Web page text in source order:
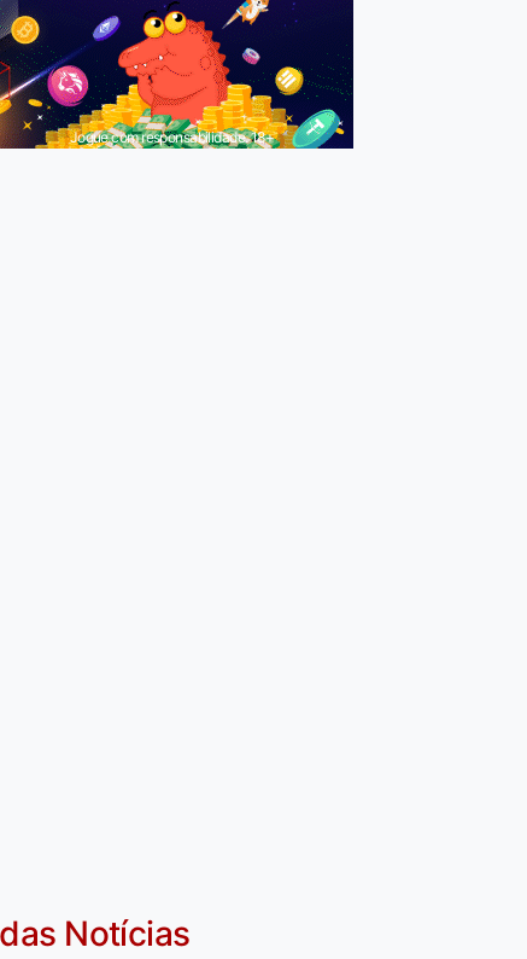
Jogue com responsabilidade. 18+
Notícias